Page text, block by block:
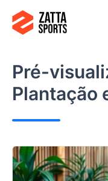
para
conteúdo
Pré-
Plantação